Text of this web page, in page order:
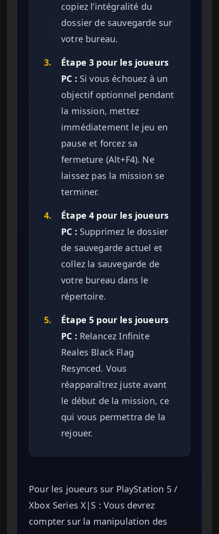
copiez l’intégralité du
dossier de sauvegarde sur
votre bureau.
3.
Étape 3 pour les joueurs
PC : Si vous échouez à un
objectif optionnel pendant
la mission, mettez
immédiatement le jeu en
pause et forcez sa
fermeture (Alt+F4). Ne
laissez pas la mission se
terminer.
4.
Étape 4 pour les joueurs
PC : Supprimez le dossier
de sauvegarde actuel et
collez la sauvegarde de
votre bureau dans le
répertoire.
5.
Étape 5 pour les joueurs
PC : Relancez Infinite
Reales Black Flag
Resynced. Vous
réapparaîtrez juste avant
le début de la mission, ce
qui vous permettra de la
rejouer.
Pour les joueurs sur PlayStation 5 /
Xbox Series X|S : Vous devrez
compter sur la manipulation des